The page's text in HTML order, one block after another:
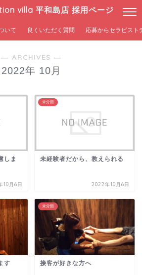
villa 平和島店 採用ページ
いて 良くいただく質問 応募からセラピスト
― ARCHIVES ―
2022年 10月
しま
10月6日
未分類
未経験者だから、教えられる
2022年10月6日
す
未分類
接客が好きな方へ